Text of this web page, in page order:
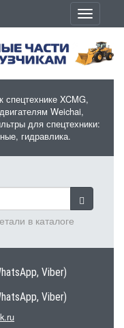
Toggle
XCMG,
Weichai,
для спецтехники:
гидравлика.
в каталоге
Viber)
Viber)